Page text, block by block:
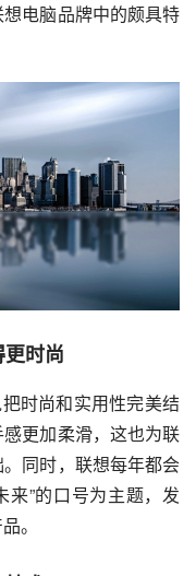
电脑品牌中的颇具特
时尚
更加柔滑，这也为联
同时，联想每年都会
来”的口号为主题，发
。